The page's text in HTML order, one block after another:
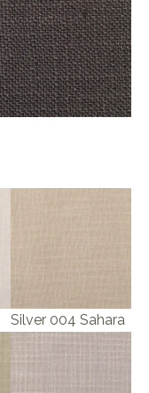
Silver 004 Sahara